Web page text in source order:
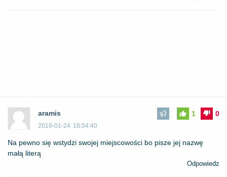
aramis
2019-01-24 18:04:40
0
1
Na pewno się wstydzi swojej miejscowości bo pisze jej nazwę
małą literą
Odpowiedz